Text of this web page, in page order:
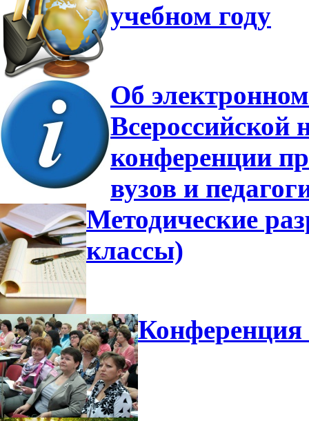
учебном году
Об
Всероссийской
конференции
вузов и
Методические
классы)
Конференция